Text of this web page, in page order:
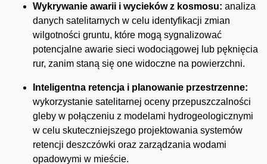
Wykrywanie awarii i wycieków z kosmosu: analiza
danych satelitarnych w celu identyfikacji zmian
wilgotności gruntu, które mogą sygnalizować
potencjalne awarie sieci wodociągowej lub pęknięcia
rur, zanim staną się one widoczne na powierzchni.
Inteligentna retencja i planowanie przestrzenne:
wykorzystanie satelitarnej oceny przepuszczalności
gleby w połączeniu z modelami hydrogeologicznymi
w celu skuteczniejszego projektowania systemów
retencji deszczówki oraz zarządzania wodami
opadowymi w mieście.